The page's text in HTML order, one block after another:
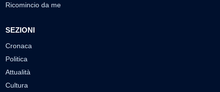
Ricomincio da me
SEZIONI
Cronaca
Politica
Attualità
Cultura